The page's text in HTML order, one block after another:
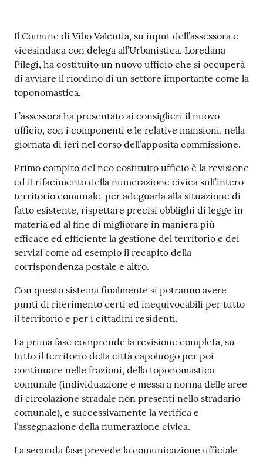
Tutti
gli
argomenti...
Seguici
su
Contenuto
Il Comune di Vibo Valentia, su input dell’assessora e
vicesindaca con delega all’Urbanistica, Loredana
Pilegi, ha costituito un nuovo ufficio che si occuperà
di avviare il riordino di un settore importante come la
toponomastica.
L’assessora ha presentato ai consiglieri il nuovo
ufficio, con i componenti e le relative mansioni, nella
giornata di ieri nel corso dell’apposita commissione.
Primo compito del neo costituito ufficio è la revisione
ed il rifacimento della numerazione civica sull’intero
territorio comunale, per adeguarla alla situazione di
fatto esistente, rispettare precisi obblighi di legge in
materia ed al fine di migliorare in maniera più
efficace ed efficiente la gestione del territorio e dei
servizi come ad esempio il recapito della
corrispondenza postale e altro.
Con questo sistema finalmente si potranno avere
punti di riferimento certi ed inequivocabili per tutto
il territorio e per i cittadini residenti.
La prima fase comprende la revisione completa, su
tutto il territorio della città capoluogo per poi
continuare nelle frazioni, della toponomastica
comunale (individuazione e messa a norma delle aree
di circolazione stradale non presenti nello stradario
comunale), e successivamente la verifica e
l’assegnazione della numerazione civica.
La seconda fase prevede la comunicazione ufficiale